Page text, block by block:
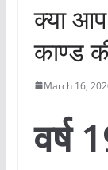
क्या आप
काण्ड
March 16,
वर्ष